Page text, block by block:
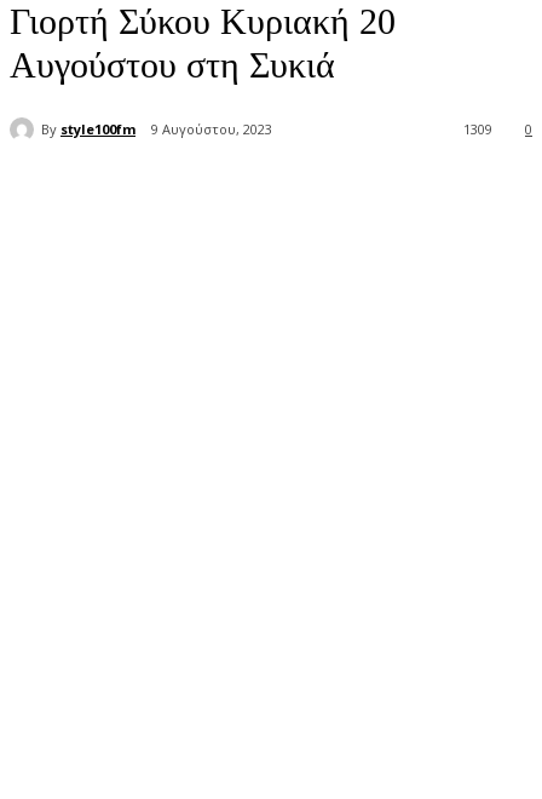
Γιορτή Σύκου Κυριακή 20
Αυγούστου στη Συκιά
By style100fm 9 Αυγούστου, 2023 0
1309